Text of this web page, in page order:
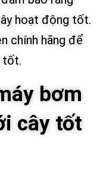
hoạt động tốt.
chính hãng để
tốt.
bơm
cây tốt